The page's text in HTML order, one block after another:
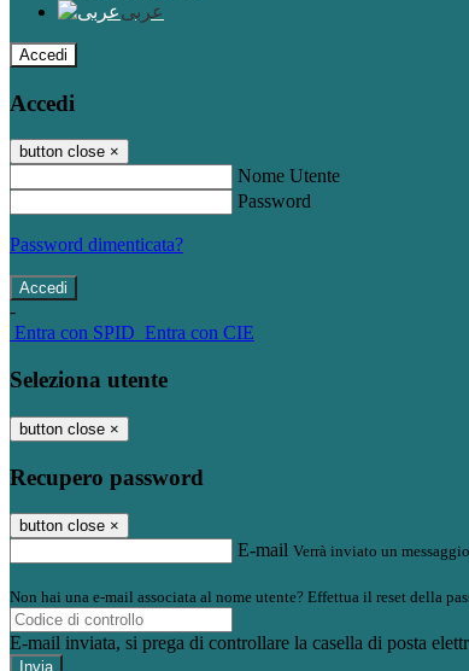
عربى
Accedi
Accedi
button close ×
Nome Utente
Password
Password dimenticata?
-
Entra con SPID Entra con CIE
Seleziona utente
button close ×
Recupero password
button close ×
E-mail Verrà inviato un
Non hai una e-mail associata al nome utente? Effettua il reset della
E-mail inviata, si prega di controllare la casella di posta